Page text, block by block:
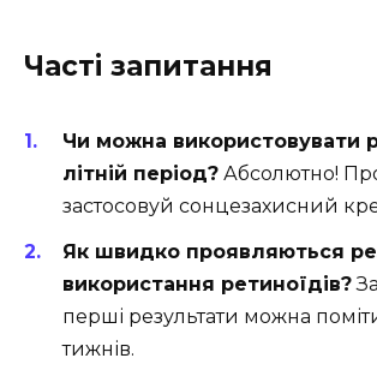
Часті запитання
Чи можна використовувати
літній період? Абсолютно!
застосовуй сонцезахисний
Як швидко проявляються
використання ретиноїдів?
перші результати можна
тижнів.